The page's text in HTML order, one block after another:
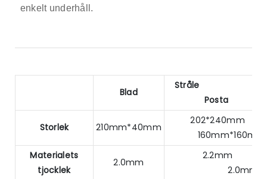
enkelt underhåll.
Blad
Stråle
Posta
Storlek 210mm*40mm
202*240mm
160mm*160mm
Materialets
tjocklek
2.0mm
2.2mm
2.0mm